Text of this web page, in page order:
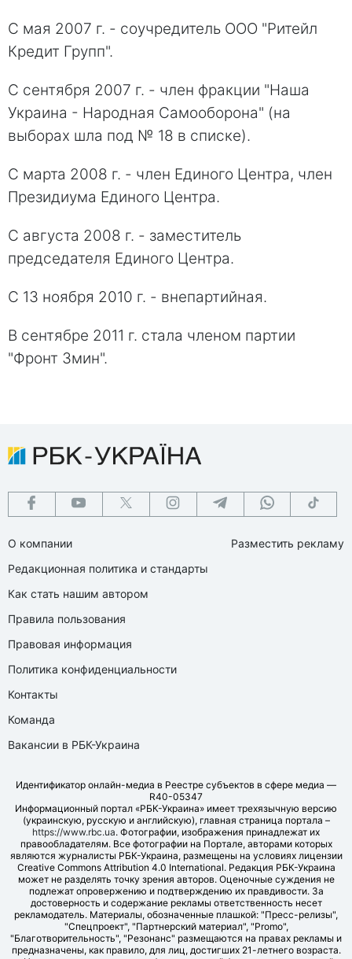
С мая 2007 г. - соучредитель ООО "Ритейл
Кредит Групп".
С сентября 2007 г. - член фракции "Наша
Украина - Народная Самооборона" (на
выборах шла под № 18 в списке).
С марта 2008 г. - член Единого Центра, член
Президиума Единого Центра.
С августа 2008 г. - заместитель
председателя Единого Центра.
С 13 ноября 2010 г. - внепартийная.
В сентябре 2011 г. стала членом партии
"Фронт Змин".
О компании
Редакционная политика и стандарты
Как стать нашим автором
Правила пользования
Правовая информация
Политика конфиденциальности
Контакты
Команда
Вакансии в РБК-Украина
Разместить рекламу
Идентификатор онлайн-медиа в Реестре субъектов в сфере медиа —
R40-05347
Информационный портал «РБК-Украина» имеет трехязычную версию
(украинскую, русскую и английскую), главная страница портала –
https://www.rbc.ua. Фотографии, изображения принадлежат их
правообладателям. Все фотографии на Портале, авторами которых
являются журналисты РБК-Украина, размещены на условиях лицензии
Creative Commons Attribution 4.0 International. Редакция РБК-Украина
может не разделять точку зрения авторов. Оценочные суждения не
подлежат опровержению и подтверждению их правдивости. За
достоверность и содержание рекламы ответственность несет
рекламодатель. Материалы, обозначенные плашкой: "Пресс-релизы",
"Спецпроект", "Партнерский материал", "Promo",
"Благотворительность", "Резонанс" размещаются на правах рекламы и
предназначены, как правило, для лиц, достигших 21-летнего возраста.